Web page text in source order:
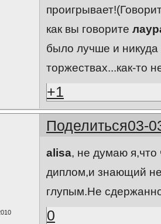
как вы говорите
было лучше и
торжествах...как-то
+1
Поделиться03-
alisa, не думаю
диплом,и знающий
глупым.Не
0